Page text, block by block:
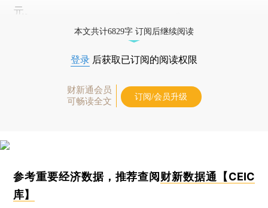
元。
本文共计6829字 订阅后继续阅读
登录 后获取已订阅的阅读权限
财新通会员
可畅读全文
订阅/会员升级
参考重要经济数据，推荐查阅 财新数据通【CEIC
库】